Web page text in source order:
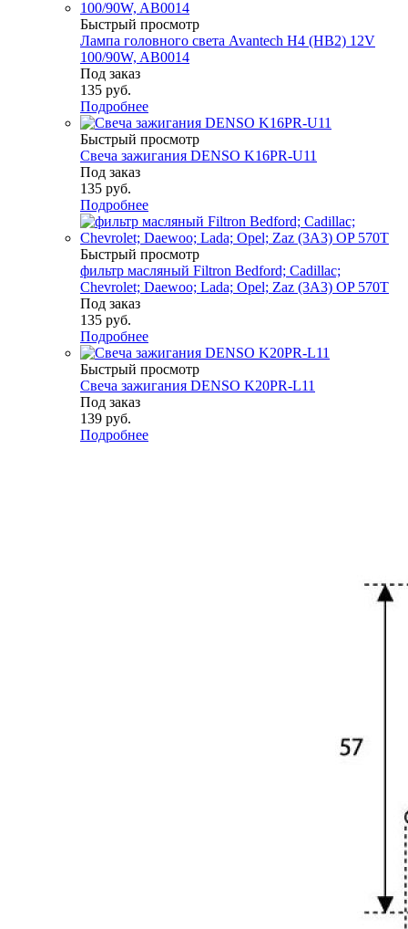
Быстрый просмотр
Лампа головного света Avantech H4 (HB2) 12V
100/90W, AB0014
Под заказ
135 руб.
Подробнее
Быстрый просмотр
Свеча зажигания DENSO K16PR-U11
Под заказ
135 руб.
Подробнее
Быстрый просмотр
фильтр масляный Filtron Bedford; Cadillac;
Chevrolet; Daewoo; Lada; Opel; Zaz (3A3) OP 570T
Под заказ
135 руб.
Подробнее
Быстрый просмотр
Свеча зажигания DENSO K20PR-L11
Под заказ
139 руб.
Подробнее